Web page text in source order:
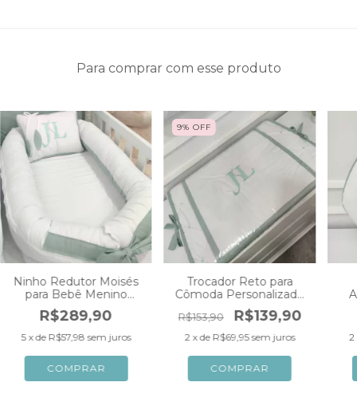
Para comprar com esse produto
Ninho Redutor Moisés
para Bebê Menino
Personalizado Branco
com Verde João Lucas
R$289,90
5 x de R$57,98 sem juros
9% OFF
Trocador Reto para
Cômoda Personalizado
Branco com Verde para
Meninos Coleção João
Lucas
R$153,90 R$139,90
2 x de R$69,95 sem juros 2